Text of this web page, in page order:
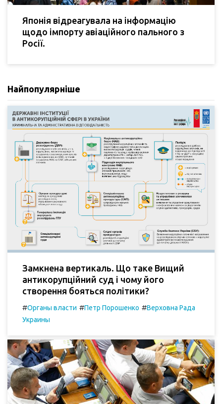
Японія відреагувала на інформацію
щодо імпорту авіаційного пального з
Росії.
Найпопулярніше
Замкнена вертикаль. Що таке Вищий
антикорупційний суд і чому його
створення бояться політики?
#Органы власти #Петр Порошенко #Верховна Рада
Украины